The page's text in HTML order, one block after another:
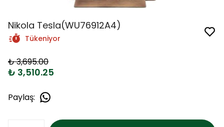
Nikola Tesla(WU76912A4)
Tükeniyor
₺ 3,695.00
₺ 3,510.25
Paylaş: